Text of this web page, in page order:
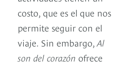
costo, que es el que nos
permite seguir con el
viaje. Sin embargo,Al
son del corazón ofrece